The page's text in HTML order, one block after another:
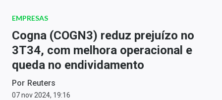
Newsletters
Money Trader
Anuncie
Últimas Notícias
EMPRESAS
Cogna (COGN3) reduz prejuízo no
3T34, com melhora operacional e
queda no endividamento
Por Reuters
07 nov 2024, 19:16